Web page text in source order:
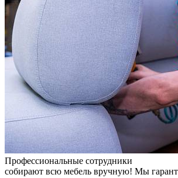
Профессиональные сотрудники
собирают всю мебель вручную! Мы